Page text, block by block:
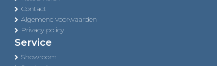
Contact
Algemene voorwaarden
Privacy policy
Service
Showroom